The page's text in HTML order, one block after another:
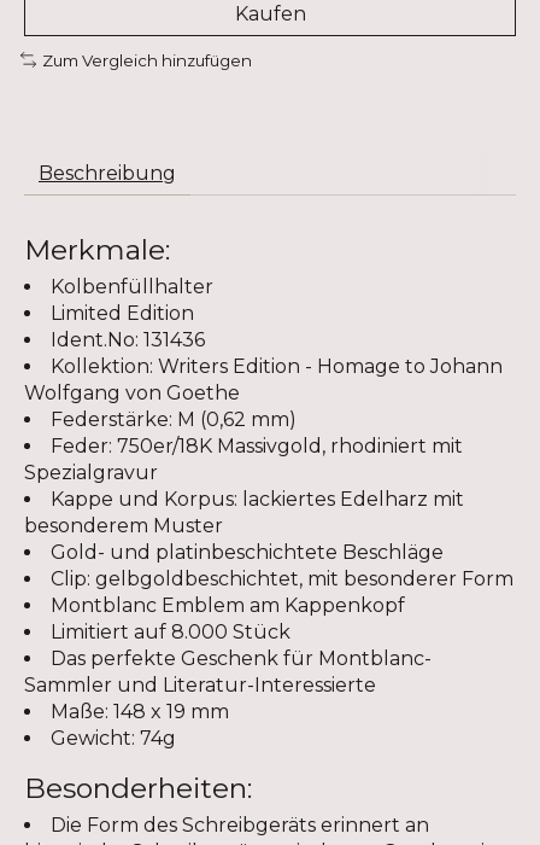
Kaufen
Zum Vergleich hinzufügen
Beschreibung
Merkmale:
Kolbenfüllhalter
Limited Edition
Ident.No: 131436
Kollektion: Writers Edition - Homage to Johann
Wolfgang von Goethe
Federstärke: M (0,62 mm)
Feder: 750er/18K Massivgold, rhodiniert mit
Spezialgravur
Kappe und Korpus: lackiertes Edelharz mit
besonderem Muster
Gold- und platinbeschichtete Beschläge
Clip: gelbgoldbeschichtet, mit besonderer Form
Montblanc Emblem am Kappenkopf
Limitiert auf 8.000 Stück
Das perfekte Geschenk für Montblanc-
Sammler und Literatur-Interessierte
Maße: 148 x 19 mm
Gewicht: 74g
Besonderheiten:
Die Form des Schreibgeräts erinnert an